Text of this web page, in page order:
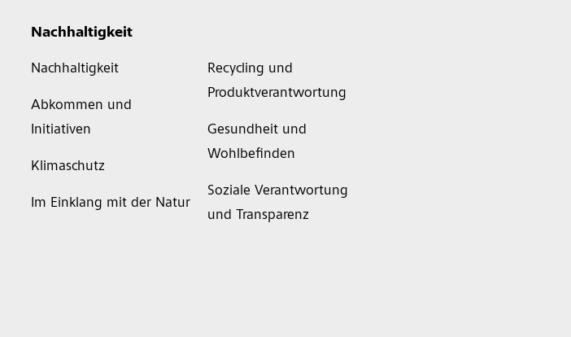
Nachhaltigkeit
Nachhaltigkeit
Abkommen und
Initiativen
Klimaschutz
Im Einklang mit der Natur
Recycling und
Produktverantwortung
Gesundheit und
Wohlbefinden
Soziale Verantwortung
und Transparenz